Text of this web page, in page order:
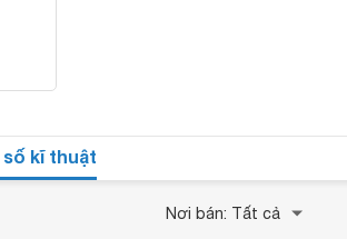
số kĩ thuật
Nơi bán: Tất cả